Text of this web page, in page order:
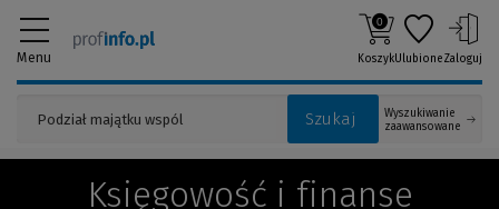
Menu
Szukaj
Wyszukiwanie
zaawansowane
0
KoszykUlubioneZaloguj
Księgowość i finanse